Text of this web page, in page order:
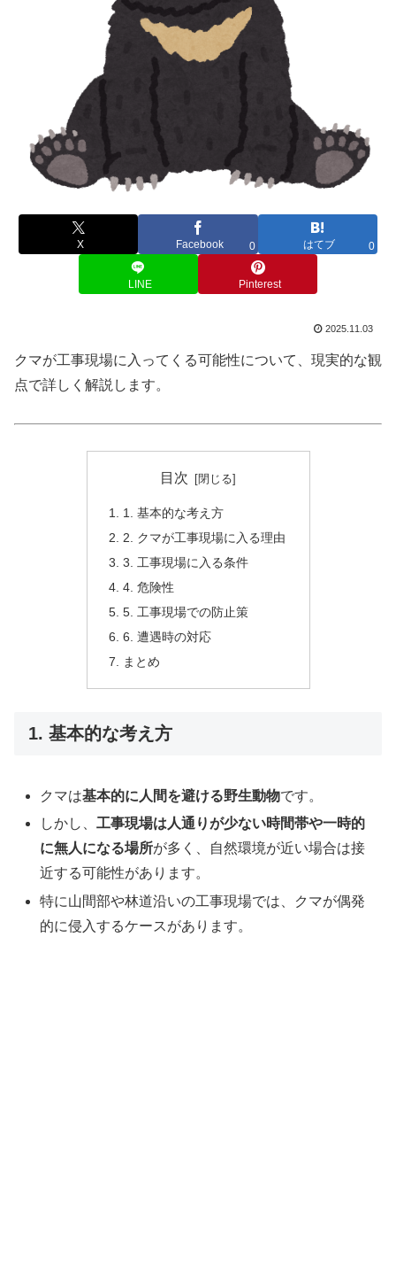
X Facebook 0 はてブ 0
LINE Pinterest
2025.11.03
クマが工事現場に入ってくる可能性について、現実的な観
点で詳しく解説します。
目次
1. 基本的な考え方
2. クマが工事現場に入る理由
3. 工事現場に入る条件
4. 危険性
5. 工事現場での防止策
6. 遭遇時の対応
まとめ
1. 基本的な考え方
クマは基本的に人間を避ける野生動物です。
しかし、工事現場は人通りが少ない時間帯や一時的
に無人になる場所が多く、自然環境が近い場合は接
近する可能性があります。
特に山間部や林道沿いの工事現場では、クマが偶発
的に侵入するケースがあります。